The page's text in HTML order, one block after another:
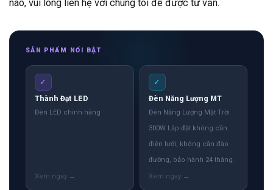
nào, vui lòng liên hệ với chúng tôi để được tư vấn.
SẢN PHẨM NỔI BẬT
✓
Thành Đạt LED
Đèn LED chính hãng
✓
Đèn Năng Lượng MT
Đèn Năng Lượng Mặt Trời
300W Lắp đặt không cần
điện lưới, không cần đào
đường, bảo hành 24 tháng.